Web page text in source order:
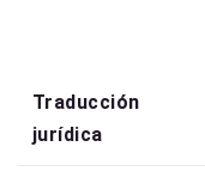
Traducción
jurídica